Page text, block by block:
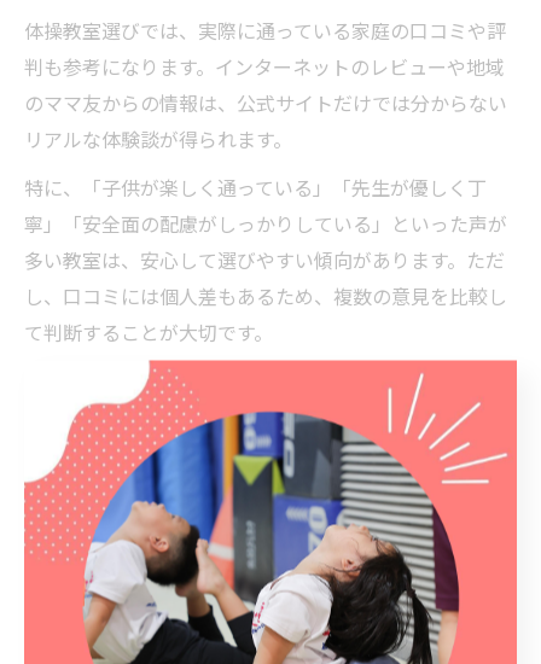
体操教室選びでは、実際に通っている家庭の口コミや評
判も参考になります。インターネットのレビューや地域
のママ友からの情報は、公式サイトだけでは分からない
リアルな体験談が得られます。
特に、「子供が楽しく通っている」「先生が優しく丁
寧」「安全面の配慮がしっかりしている」といった声が
多い教室は、安心して選びやすい傾向があります。ただ
し、口コミには個人差もあるため、複数の意見を比較し
て判断することが大切です。
口コミや評判を鵜呑みにせず、実際に見学や体験レッス
ンを受けて、自分の目で確かめることも忘れないように
しましょう。地域密着型の体操教室は、口コミによる信
頼性が高まる傾向にあり、さいたま市大宮区でも多くの
保護者が情報交換を行っています。
幼児でも安心の体操教室体験ポイ